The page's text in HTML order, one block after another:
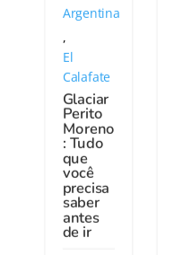
Argentina
,
El
Calafate
Glaciar
Perito
Moreno
: Tudo
que
você
precisa
saber
antes
de ir